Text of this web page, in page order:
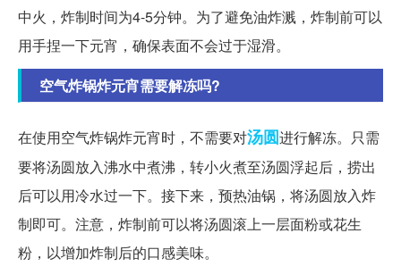
中火，炸制时间为4-5分钟。为了避免油炸溅，炸制前可以
用手捏一下元宵，确保表面不会过于湿滑。
空气炸锅炸元宵需要解冻吗?
在使用空气炸锅炸元宵时，不需要对汤圆进行解冻。只需
要将汤圆放入沸水中煮沸，转小火煮至汤圆浮起后，捞出
后可以用冷水过一下。接下来，预热油锅，将汤圆放入炸
制即可。注意，炸制前可以将汤圆滚上一层面粉或花生
粉，以增加炸制后的口感美味。